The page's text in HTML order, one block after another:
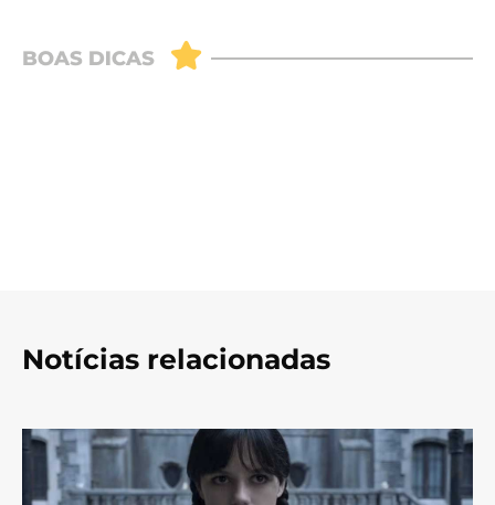
Notícias relacionadas